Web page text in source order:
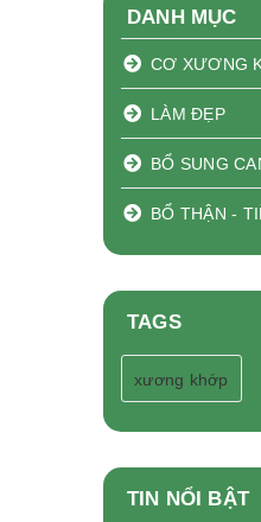
DANH MỤC
CƠ XƯƠNG
LÀM ĐẸP
BỔ SUNG
TAGS
xương khớp
TIN NỔI BẬT